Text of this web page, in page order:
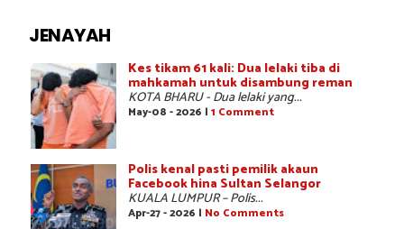
JENAYAH
Kes tikam 61 kali: Dua lelaki tiba di
mahkamah untuk disambung reman
KOTA BHARU - Dua lelaki yang...
May-08 - 2026 | 1 Comment
Polis kenal pasti pemilik akaun
Facebook hina Sultan Selangor
KUALA LUMPUR – Polis...
Apr-27 - 2026 | No Comments